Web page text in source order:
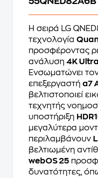
Η σειρά LG
τεχνολογία
προσφέροντας
ανάλυση 4K
Ενσωματώνει
επεξεργαστή α7
βελτιστοποιεί
τεχνητής
υποστήριξη
μεγαλύτερα
περιλαμβάνουν
βελτιωμένη
webOS 25
δυνατότητες,